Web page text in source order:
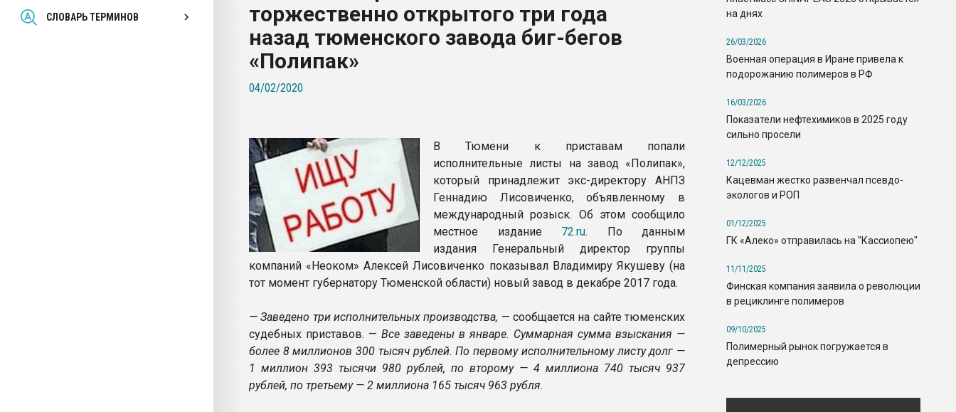
СЛОВАРЬ ТЕРМИНОВ
Всё, что касается выдува ПЭТ
бутылок
ПЕРЕЙТИ НА ФОРУМ
торжественно открытого три года
назад тюменского завода биг-бегов
«Полипак»
04/02/2020
В Тюмени к приставам попали
исполнительные листы на завод «Полипак»,
который принадлежит экс-директору АНПЗ
Геннадию Лисовиченко, объявленному в
международный розыск. Об этом сообщило
местное издание 72.ru. По данным
издания Генеральный директор группы
компаний «Неоком» Алексей Лисовиченко показывал Владимиру Якушеву (на
тот момент губернатору Тюменской области) новый завод в декабре 2017 года.
— Заведено три исполнительных производства, — сообщается на сайте тюменских
судебных приставов. — Все заведены в январе. Суммарная сумма взыскания —
более 8 миллионов 300 тысяч рублей. По первому исполнительному листу долг —
1 миллион 393 тысячи 980 рублей, по второму — 4 миллиона 740 тысяч 937
рублей, по третьему — 2 миллиона 165 тысяч 963 рубля.
на днях
26/03/2026
Военная операция в Иране привела к
подорожанию полимеров в РФ
16/03/2026
Показатели нефтехимиков в 2025 году
сильно просели
12/12/2025
Кацевман жестко развенчал псевдо-
экологов и РОП
01/12/2025
ГК «Алеко» отправилась на "Кассиопею"
11/11/2025
Финская компания заявила о революции
в рециклинге полимеров
09/10/2025
Полимерный рынок погружается в
депрессию